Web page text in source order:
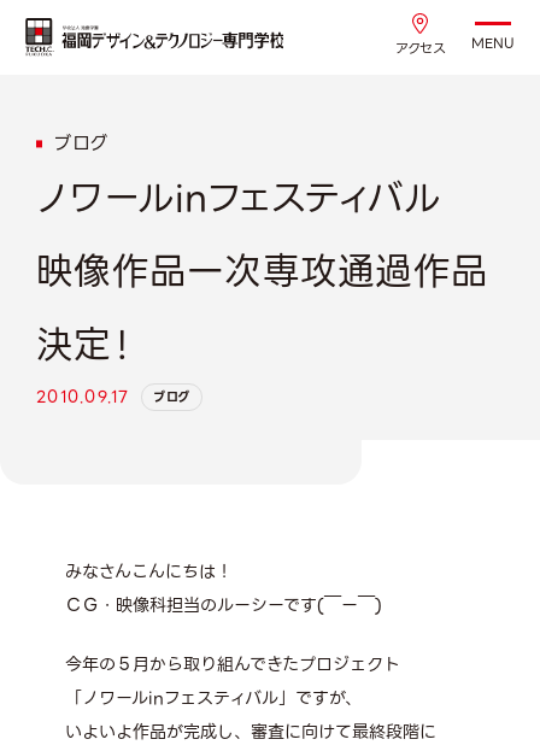
アクセス MENU
ブログ
ノワールinフェスティバル
映像作品一次専攻通過作品
決定！
2010.09.17 ブログ
みなさんこんにちは！
ＣＧ・映像科担当のルーシーです(￣ー￣)
今年の５月から取り組んできたプロジェクト
「ノワールinフェスティバル」ですが、
いよいよ作品が完成し、審査に向けて最終段階に